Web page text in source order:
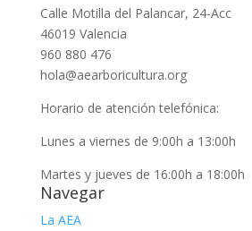
Calle Motilla del Palancar, 24-Acc
46019 Valencia
960 880 476
hola@aearboricultura.org
Horario de atención telefónica:
Lunes a viernes de 9:00h a 13:00h
Martes y jueves de 16:00h a 18:00h
Navegar
La AEA